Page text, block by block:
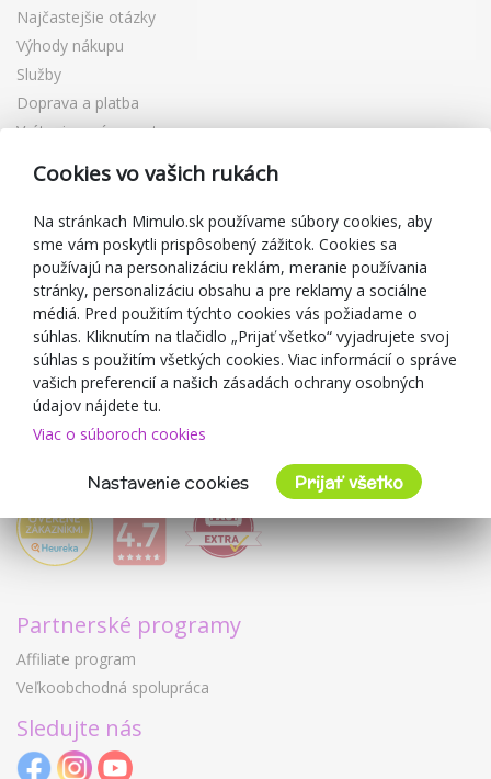
Najčastejšie otázky
Výhody nákupu
Služby
Doprava a platba
Vrátenie a výmena tovaru
Reklamácia
Darčekové poukážky
Zľavové kupóny
Blog
O predajcovi
Mimulo.sk
Obchodné podmienky
Ochrana osobných údajov GDPR
Kontakty
Spolupracujeme
Partnerské programy
Affiliate program
Veľkoobchodná spolupráca
Sledujte nás
Cookies vo vašich rukách
Na stránkach Mimulo.sk používame súbory cookies, aby
sme vám poskytli prispôsobený zážitok. Cookies sa
používajú na personalizáciu reklám, meranie používania
stránky, personalizáciu obsahu a pre reklamy a sociálne
médiá. Pred použitím týchto cookies vás požiadame o
súhlas. Kliknutím na tlačidlo „Prijať všetko“ vyjadrujete svoj
súhlas s použitím všetkých cookies. Viac informácií o správe
vašich preferencií a našich zásadách ochrany osobných
údajov nájdete tu.
Viac o súboroch cookies
Nastavenie cookies Prijať všetko